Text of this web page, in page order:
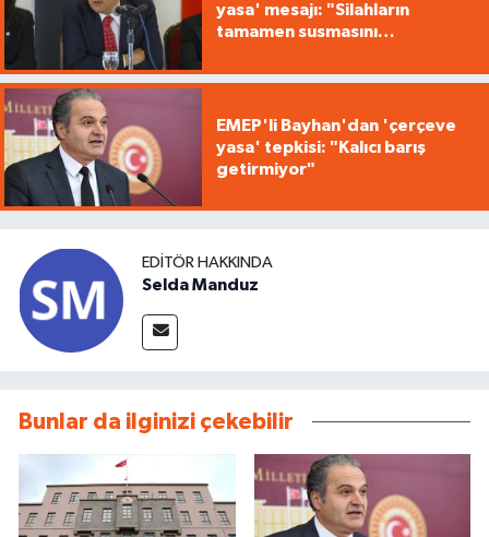
yasa' mesajı: "Silahların
tamamen susmasını
EMEP'li Bayhan'dan 'çerçeve
yasa' tepkisi: "Kalıcı barış
getirmiyor"
EDITÖR HAKKINDA
Selda Manduz
Bunlar da ilginizi çekebilir